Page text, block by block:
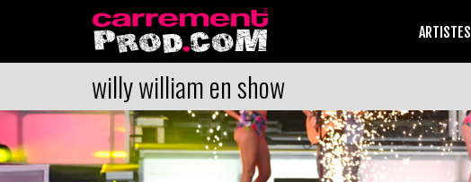
ARTISTES
willy william en show